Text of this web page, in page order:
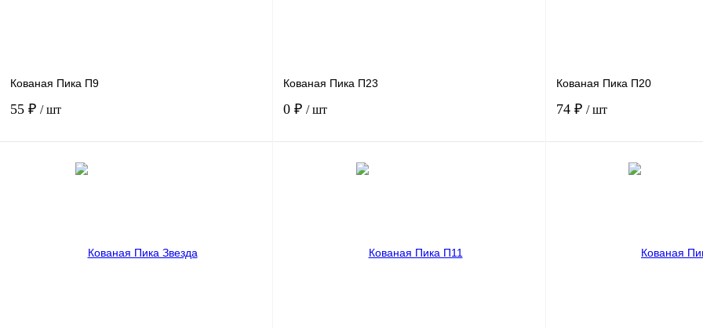
Кованая Пика П9
55 ₽ / шт
Кованая Пика П23
0 ₽ / шт
Кованая Пика П20
74 ₽ / шт